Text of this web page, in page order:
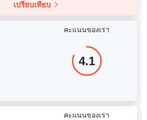
เปรียบเทียบ
คะแนนของเรา
4.1
คะแนนของเรา